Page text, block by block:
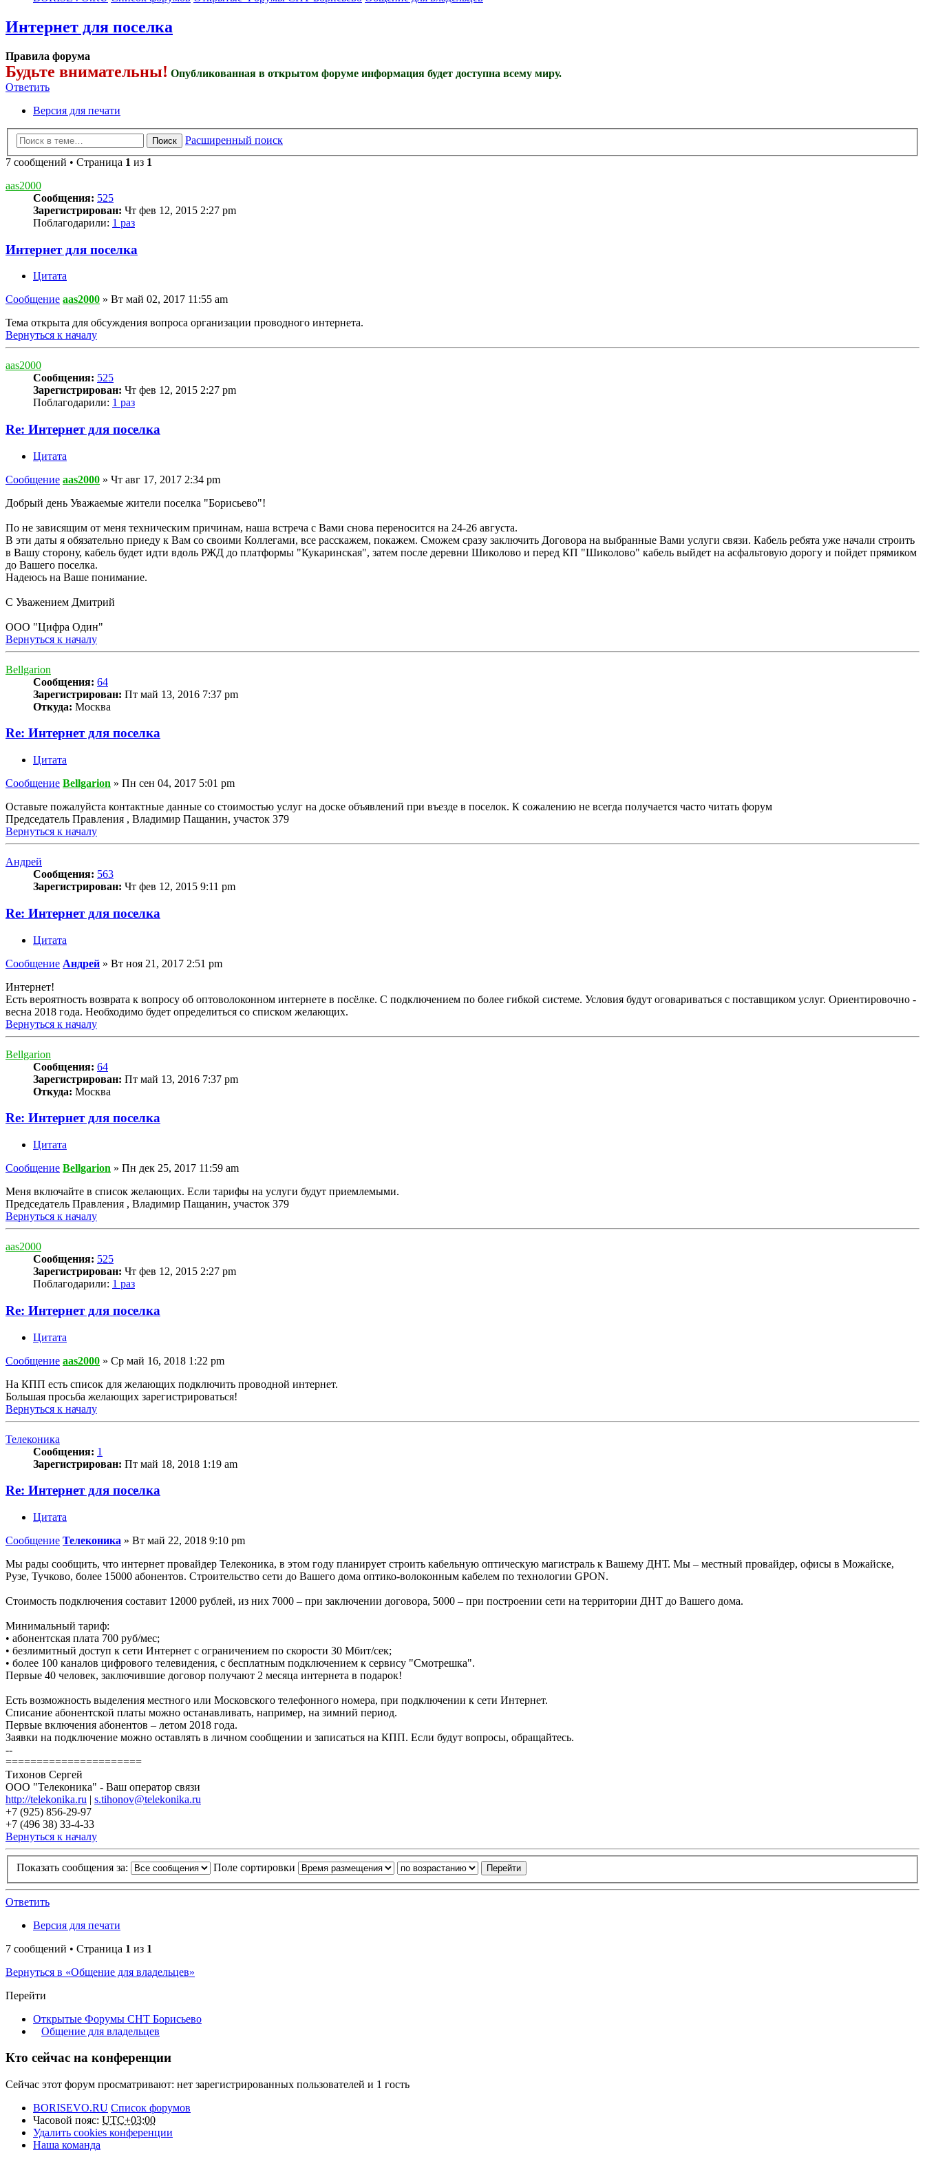
Интернет для поселка
Правила форума
Будьте внимательны! Опубликованная в открытом форуме информация будет доступна всему миру.
Ответить
Версия для печати
Поиск
Расширенный поиск
7 сообщений • Страница 1 из 1
aas2000
Сообщения: 525
Зарегистрирован: Чт фев 12, 2015 2:27 pm
Поблагодарили: 1 раз
Интернет для поселка
Цитата
Сообщение aas2000 » Вт май 02, 2017 11:55 am
Тема открыта для обсуждения вопроса организации проводного интернета.
Вернуться к началу
aas2000
Сообщения: 525
Зарегистрирован: Чт фев 12, 2015 2:27 pm
Поблагодарили: 1 раз
Re: Интернет для поселка
Цитата
Сообщение aas2000 » Чт авг 17, 2017 2:34 pm
Добрый день Уважаемые жители поселка "Борисьево"!
По не зависящим от меня техническим причинам, наша встреча с Вами снова переносится на 24-26 августа.
В эти даты я обязательно приеду к Вам со своими Коллегами, все расскажем, покажем. Сможем сразу заключить Договора на выбранные Вами услуги связи. Кабель ребята уже начали строить
в Вашу сторону, кабель будет идти вдоль РЖД до платформы "Кукаринская", затем после деревни Шиколово и перед КП "Шиколово" кабель выйдет на асфальтовую дорогу и пойдет прямиком
до Вашего поселка.
Надеюсь на Ваше понимание.
С Уважением Дмитрий
ООО "Цифра Один"
Вернуться к началу
Bellgarion
Сообщения: 64
Зарегистрирован: Пт май 13, 2016 7:37 pm
Откуда: Москва
Re: Интернет для поселка
Цитата
Сообщение Bellgarion » Пн сен 04, 2017 5:01 pm
Оставьте пожалуйста контактные данные со стоимостью услуг на доске объявлений при въезде в поселок. К сожалению не всегда получается часто читать форум
Председатель Правления , Владимир Пащанин, участок 379
Вернуться к началу
Андрей
Сообщения: 563
Зарегистрирован: Чт фев 12, 2015 9:11 pm
Re: Интернет для поселка
Цитата
Сообщение Андрей » Вт ноя 21, 2017 2:51 pm
Интернет!
Есть вероятность возврата к вопросу об оптоволоконном интернете в посёлке. С подключением по более гибкой системе. Условия будут оговариваться с поставщиком услуг. Ориентировочно -
весна 2018 года. Необходимо будет определиться со списком желающих.
Вернуться к началу
Bellgarion
Сообщения: 64
Зарегистрирован: Пт май 13, 2016 7:37 pm
Откуда: Москва
Re: Интернет для поселка
Цитата
Сообщение Bellgarion » Пн дек 25, 2017 11:59 am
Меня включайте в список желающих. Если тарифы на услуги будут приемлемыми.
Председатель Правления , Владимир Пащанин, участок 379
Вернуться к началу
aas2000
Сообщения: 525
Зарегистрирован: Чт фев 12, 2015 2:27 pm
Поблагодарили: 1 раз
Re: Интернет для поселка
Цитата
Сообщение aas2000 » Ср май 16, 2018 1:22 pm
На КПП есть список для желающих подключить проводной интернет.
Большая просьба желающих зарегистрироваться!
Вернуться к началу
Телеконика
Сообщения: 1
Зарегистрирован: Пт май 18, 2018 1:19 am
Re: Интернет для поселка
Цитата
Сообщение Телеконика » Вт май 22, 2018 9:10 pm
Мы рады сообщить, что интернет провайдер Телеконика, в этом году планирует строить кабельную оптическую магистраль к Вашему ДНТ. Мы – местный провайдер, офисы в Можайске,
Рузе, Тучково, более 15000 абонентов. Строительство сети до Вашего дома оптико-волоконным кабелем по технологии GPON.
Стоимость подключения составит 12000 рублей, из них 7000 – при заключении договора, 5000 – при построении сети на территории ДНТ до Вашего дома.
Минимальный тариф:
• абонентская плата 700 руб/мес;
• безлимитный доступ к сети Интернет с ограничением по скорости 30 Мбит/сек;
• более 100 каналов цифрового телевидения, с бесплатным подключением к сервису "Смотрешка".
Первые 40 человек, заключившие договор получают 2 месяца интернета в подарок!
Есть возможность выделения местного или Московского телефонного номера, при подключении к сети Интернет.
Списание абонентской платы можно останавливать, например, на зимний период.
Первые включения абонентов – летом 2018 года.
Заявки на подключение можно оставлять в личном сообщении и записаться на КПП. Если будут вопросы, обращайтесь.
--
======================
Тихонов Сергей
ООО "Телеконика" - Ваш оператор связи
http://telekonika.ru | s.tihonov@telekonika.ru
+7 (925) 856-29-97
+7 (496 38) 33-4-33
Вернуться к началу
Показать сообщения за: Поле сортировки
Ответить
Версия для печати
7 сообщений • Страница 1 из 1
Вернуться в «Общение для владельцев»
Перейти
Открытые Форумы СНТ Борисьево
Общение для владельцев
Кто сейчас на конференции
Сейчас этот форум просматривают: нет зарегистрированных пользователей и 1 гость
BORISEVO.RU Список форумов
Часовой пояс: UTC+03:00
Удалить cookies конференции
Наша команда